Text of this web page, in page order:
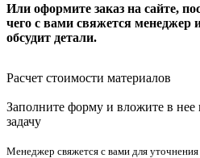
Или оформите заказ на сайте,
чего с вами свяжется менеджер
обсудит детали.
Расчет стоимости материалов
Заполните форму и вложите в
задачу
Менеджер свяжется с вами для уточнения